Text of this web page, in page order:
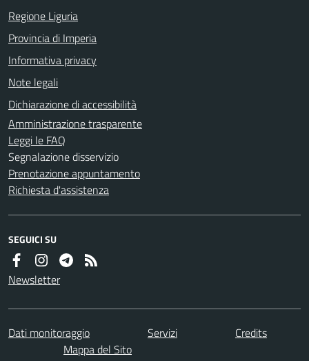
Regione Liguria
Provincia di Imperia
Informativa privacy
Note legali
Dichiarazione di accessibilità
Amministrazione trasparente
Leggi le FAQ
Segnalazione disservizio
Prenotazione appuntamento
Richiesta d'assistenza
SEGUICI SU
Newsletter
Dati monitoraggio Servizi
Credits
Mappa del Sito